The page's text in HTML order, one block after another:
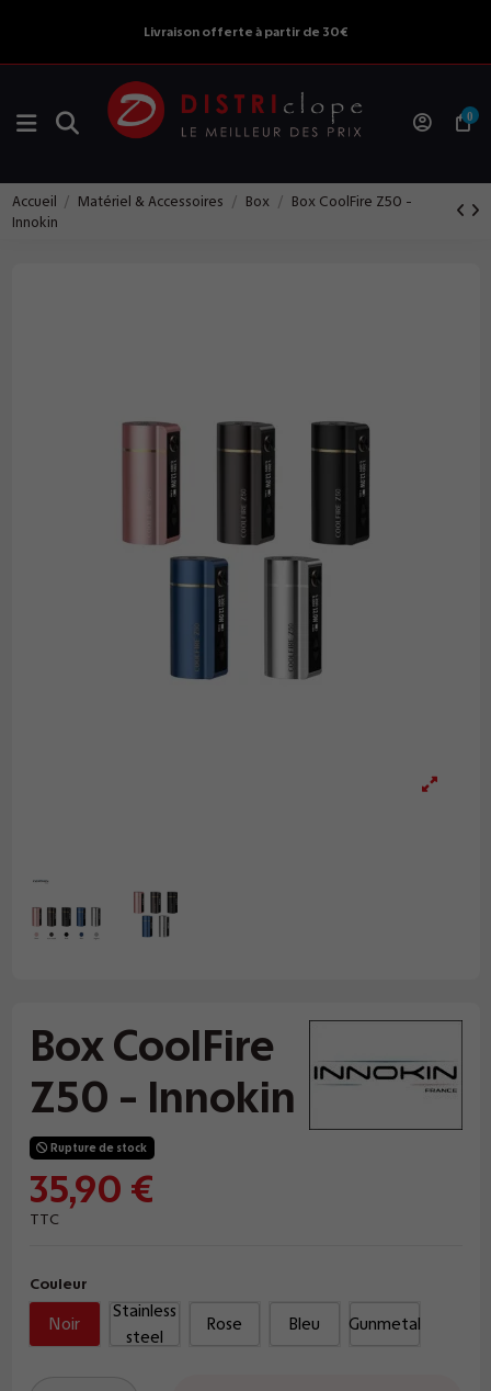
Livraison offerte à partir de 30€
0
Accueil Matériel & Accessoires Box
Box CoolFire Z50 -
Innokin
Box CoolFire
Z50 - Innokin
Rupture de stock
35,90 €
TTC
Couleur
Noir
Stainless
steel
Rose Bleu Gunmetal